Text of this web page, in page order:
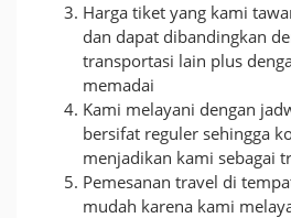
Harga tiket yang kami
dan dapat dibandingkan
transportasi lain plus
memadai
Kami melayani dengan
bersifat reguler sehingga
menjadikan kami sebagai
Pemesanan travel di
mudah karena kami